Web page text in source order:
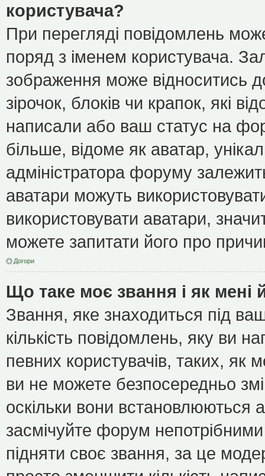
користувача?
При перегляді повідомлень
поряд з іменем користувача.
зображення може відноситись
зірочок, блоків чи крапок, які
написали або ваш статус на
більше, відоме як аватар,
адміністратора форуму
аватари можуть
використовувати аватари,
можете запитати його про
Догори
Що таке моє звання і як мені
Звання, яке знаходиться під
кількість повідомлень, яку ви
певних користувачів, таких, як
ви не можете безпосередньо
оскільки вони встановлюються
засмічуйте форум
підняти своє звання, за це